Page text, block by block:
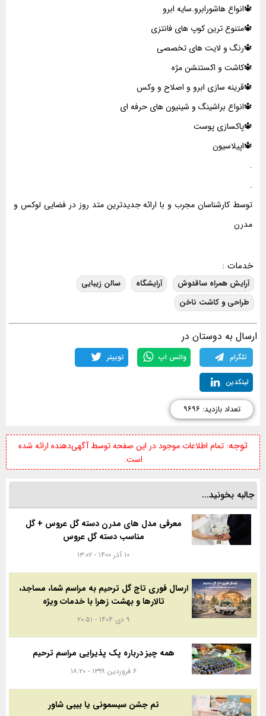
🔱انواع هاشورابرو.سایه ابرو
🔱متنوع ترین کوپ های فانتزی
🔱رنگ و لایت های تخصصی
🔱کاشت و اکستنشن مژه
🔱قرینه سازی ابرو و اصلاح و وکس
🔱انواع براشینگ و شینیون های حرفه ای
🔱پاکسازی پوست
🔱اپیلاسیون
.
.
توسط کارشناسان مجرب و با ارائه جدیدترین متد روز در فضایی لوکس و
مدرن
خدمات :
آرایش همراه ساقدوش آرایشگاه
سالن زیبایی
طراحی و کاشت ناخن
ارسال به دوستان در
تلگرام واتس اپ توییتر
لینکدین
تعداد بازدید: ۹۶۹۶
توجه: تمام اطلاعات موجود در این صفحه توسط آگهی‌دهنده ارائه شده
است.
جالبه بخونید...
معرفی مدل های مدرن دسته گل عروس + گل
مناسب دسته گل عروس
۱۰ آذر ۱۴۰۰ - ۱۳:۰۲
ارسال فوری تاج گل ترحیم به مراسم شما، مساجد،
تالارها و بهشت زهرا با خدمات ویژه
۹ دی ۱۴۰۴ - ۲۰:۵۱
همه چیز درباره پک پذیرایی مراسم ترحیم
۶ فروردین ۱۳۹۹ - ۱۸:۲۰
تم جشن سیسمونی یا بیبی شاور